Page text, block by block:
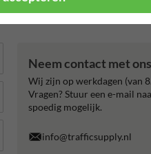
Neem contact met
Wij zijn op werkdagen (van
Vragen? Stuur een e-mail
spoedig mogelijk.
info@trafficsupply.nl